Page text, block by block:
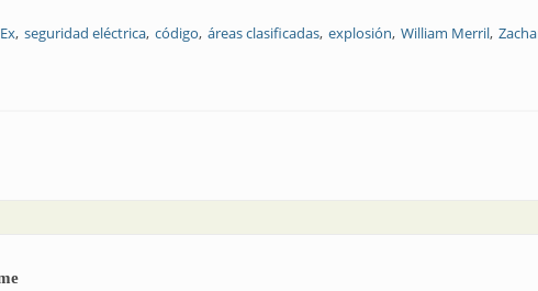
seguridad eléctrica código áreas clasificadas explosión William Merril
de los estándares NEC, ATEX e IECEx